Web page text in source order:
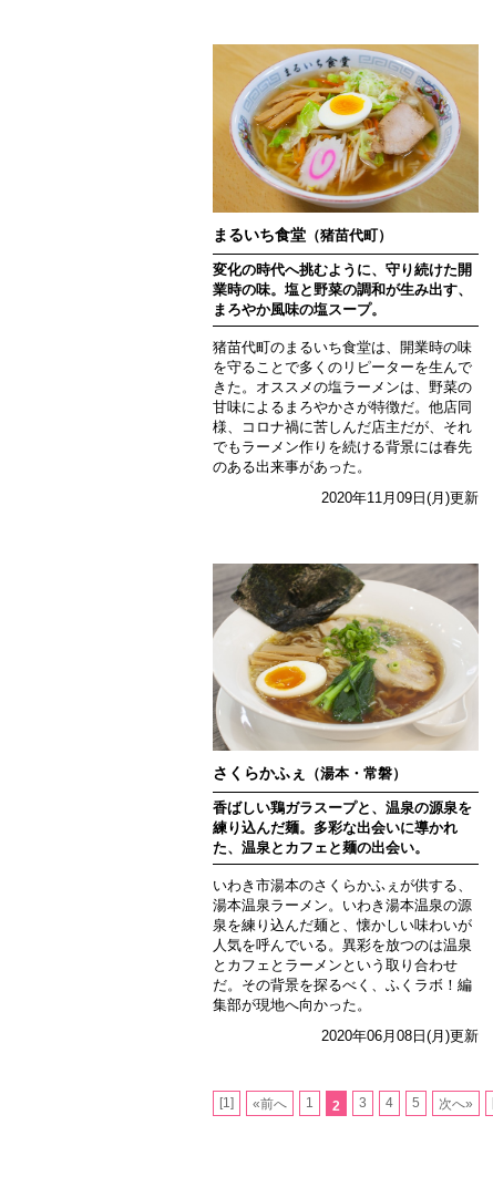
まるいち食堂 （猪苗代町）
変化の時代へ挑むように、守り続けた開
業時の味。塩と野菜の調和が生み出す、
まろやか風味の塩スープ。
猪苗代町のまるいち食堂は、開業時の味
を守ることで多くのリピーターを生んで
きた。オススメの塩ラーメンは、野菜の
甘味によるまろやかさが特徴だ。他店同
様、コロナ禍に苦しんだ店主だが、それ
でもラーメン作りを続ける背景には春先
のある出来事があった。
2020年11月09日(月)更新
さくらかふぇ （湯本・常磐）
香ばしい鶏ガラスープと、温泉の源泉を
練り込んだ麺。多彩な出会いに導かれ
た、温泉とカフェと麺の出会い。
いわき市湯本のさくらかふぇが供する、
湯本温泉ラーメン。いわき湯本温泉の源
泉を練り込んだ麺と、懐かしい味わいが
人気を呼んでいる。異彩を放つのは温泉
とカフェとラーメンという取り合わせ
だ。その背景を探るべく、ふくラボ！編
集部が現地へ向かった。
2020年06月08日(月)更新
[1] «前へ 1 2 3 4 5 次へ»